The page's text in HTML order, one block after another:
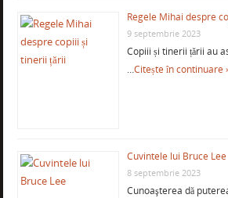
Regele Mihai despre
9 septembrie 2023
Copiii și tinerii țării au
…Citește în continuare
Cuvintele lui Bruce Lee
8 septembrie 2023
Cunoaşterea dă